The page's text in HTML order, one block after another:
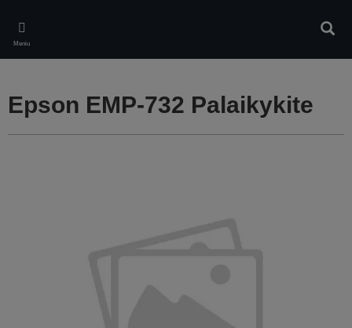
main
content
Meniu
Epson EMP-732 Palaikykite